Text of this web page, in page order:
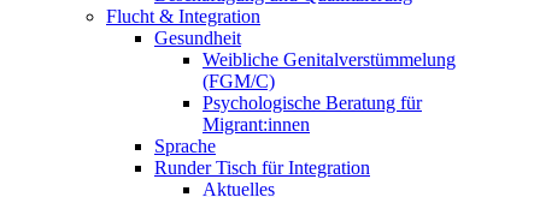
Flucht & Integration
Gesundheit
Weibliche Genitalverstümmelung
(FGM/C)
Psychologische Beratung für
Migrant:innen
Sprache
Runder Tisch für Integration
Aktuelles